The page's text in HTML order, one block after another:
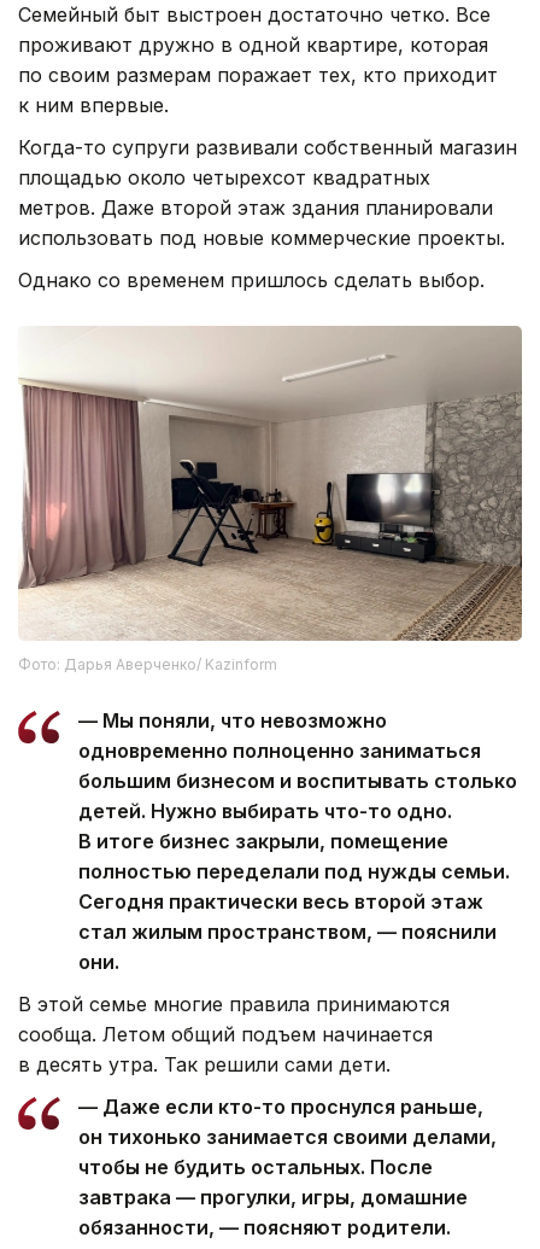
Семейный быт выстроен достаточно четко. Все
проживают дружно в одной квартире, которая
по своим размерам поражает тех, кто приходит
к ним впервые.
Когда-то супруги развивали собственный магазин
площадью около четырехсот квадратных
метров. Даже второй этаж здания планировали
использовать под новые коммерческие проекты.
Однако со временем пришлось сделать выбор.
Фото: Дарья Аверченко/ Kazinform
— Мы поняли, что невозможно
одновременно полноценно заниматься
большим бизнесом и воспитывать столько
детей. Нужно выбирать что-то одно.
В итоге бизнес закрыли, помещение
полностью переделали под нужды семьи.
Сегодня практически весь второй этаж
стал жилым пространством, — пояснили
они.
В этой семье многие правила принимаются
сообща. Летом общий подъем начинается
в десять утра. Так решили сами дети.
— Даже если кто-то проснулся раньше,
он тихонько занимается своими делами,
чтобы не будить остальных. После
завтрака — прогулки, игры, домашние
обязанности, — поясняют родители.